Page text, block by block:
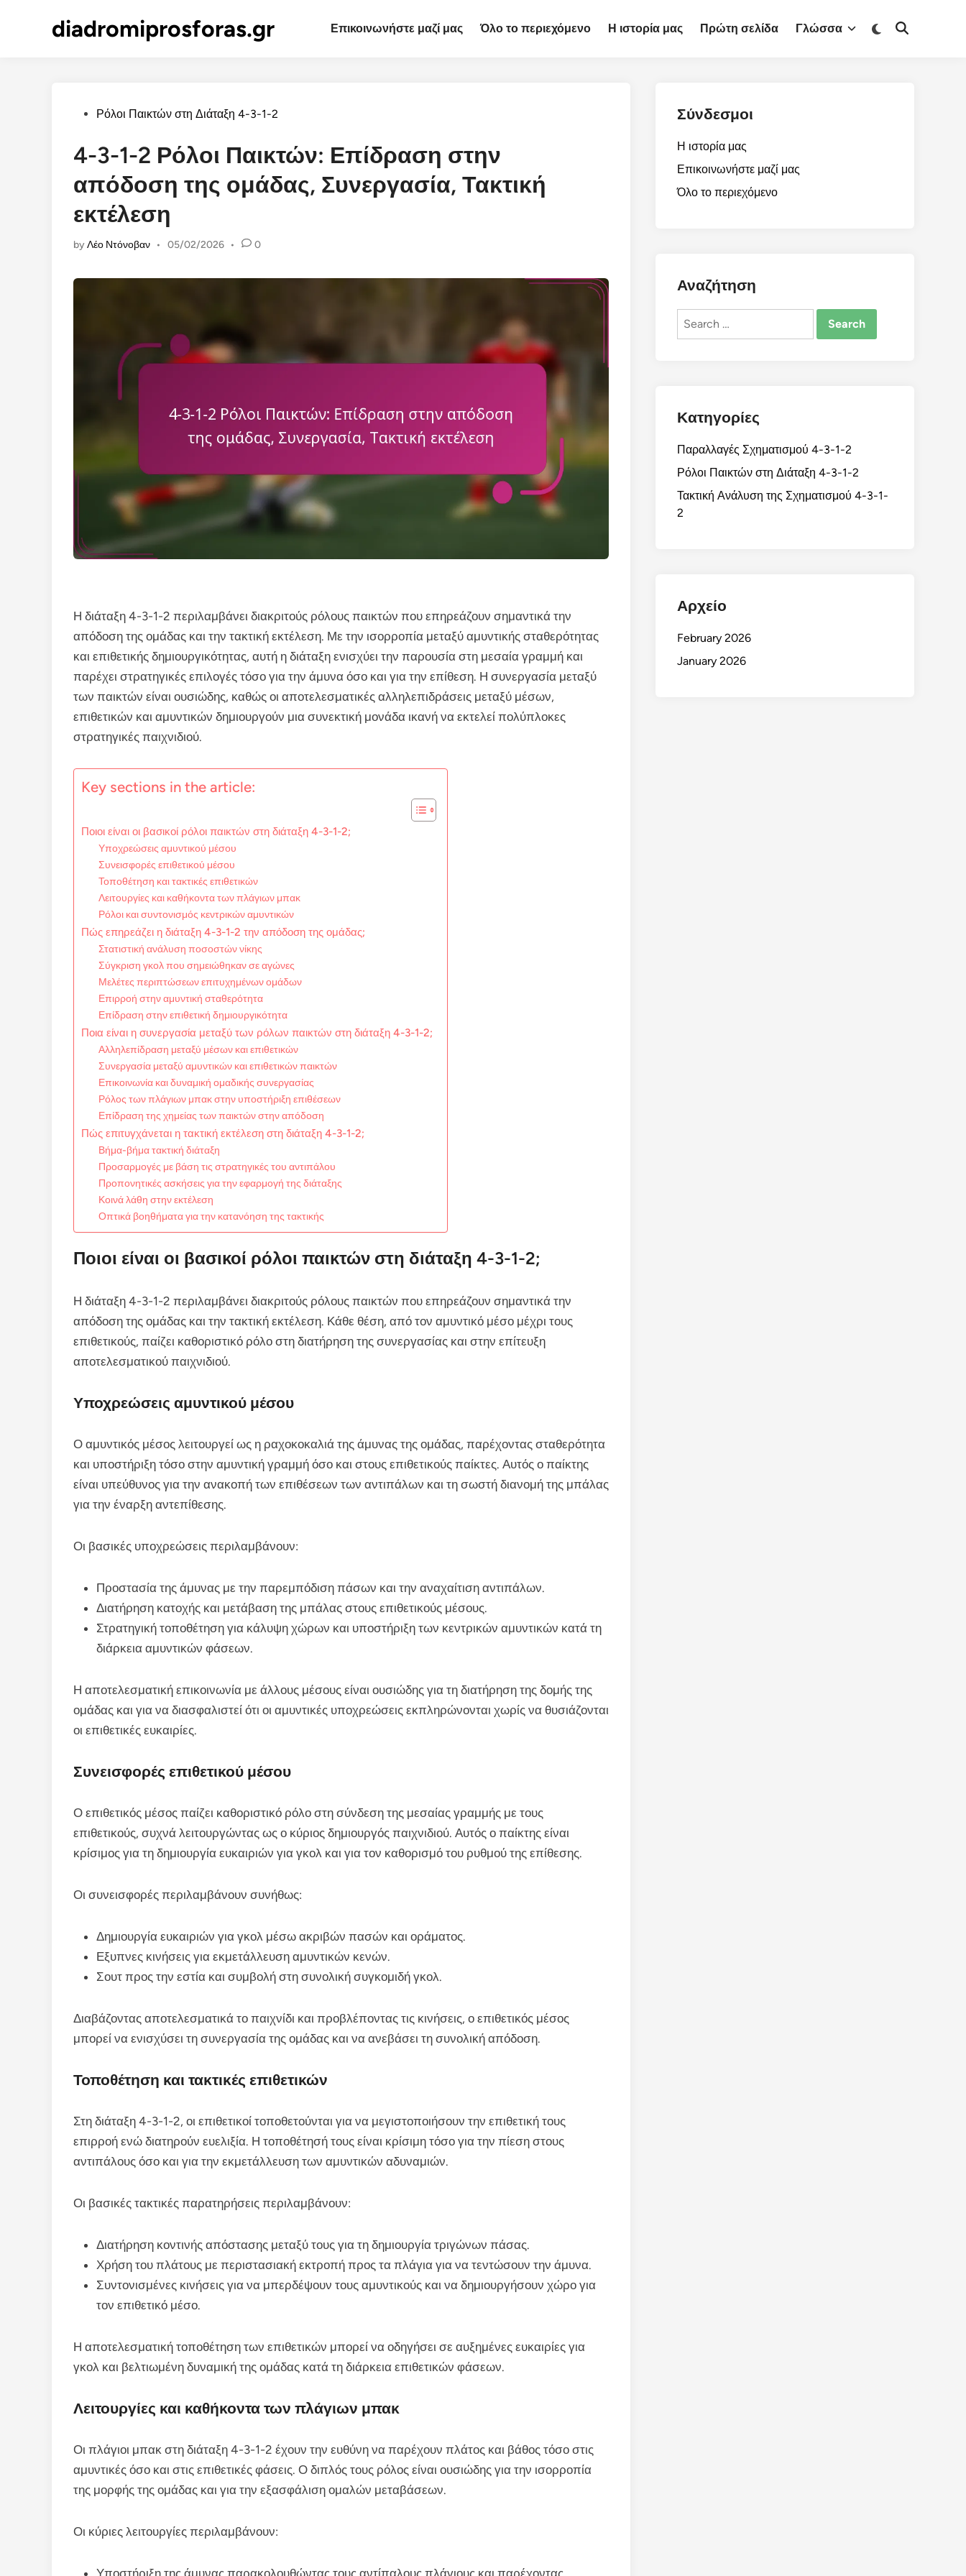
diadromiprosforas.gr Επικοινωνήστε μαζί μας Όλο το περιεχόμενο Η ιστορία μας Πρώτη σελίδα Γλώσσα
Switch
Open
PostedΡόλοι Παικτών στη Διάταξη 4-3-1-2
4-3-1-2 Ρόλοι Παικτών: Επίδραση στην
απόδοση της ομάδας, Συνεργασία, Τακτική
εκτέλεση
byΛέο Ντόνοβαν • 05/02/2026 • 0
Η διάταξη 4-3-1-2 περιλαμβάνει διακριτούς ρόλους παικτών που επηρεάζουν σημαντικά την
απόδοση της ομάδας και την τακτική εκτέλεση. Με την ισορροπία μεταξύ αμυντικής σταθερότητας
και επιθετικής δημιουργικότητας, αυτή η διάταξη ενισχύει την παρουσία στη μεσαία γραμμή και
παρέχει στρατηγικές επιλογές τόσο για την άμυνα όσο και για την επίθεση. Η συνεργασία μεταξύ
των παικτών είναι ουσιώδης, καθώς οι αποτελεσματικές αλληλεπιδράσεις μεταξύ μέσων,
επιθετικών και αμυντικών δημιουργούν μια συνεκτική μονάδα ικανή να εκτελεί πολύπλοκες
στρατηγικές παιχνιδιού.
Key sections in the article:
Ποιοι είναι οι βασικοί ρόλοι παικτών στη διάταξη 4-3-1-2;
Υποχρεώσεις αμυντικού μέσου
Συνεισφορές επιθετικού μέσου
Τοποθέτηση και τακτικές επιθετικών
Λειτουργίες και καθήκοντα των πλάγιων μπακ
Ρόλοι και συντονισμός κεντρικών αμυντικών
Πώς επηρεάζει η διάταξη 4-3-1-2 την απόδοση της ομάδας;
Στατιστική ανάλυση ποσοστών νίκης
Σύγκριση γκολ που σημειώθηκαν σε αγώνες
Μελέτες περιπτώσεων επιτυχημένων ομάδων
Επιρροή στην αμυντική σταθερότητα
Επίδραση στην επιθετική δημιουργικότητα
Ποια είναι η συνεργασία μεταξύ των ρόλων παικτών στη διάταξη 4-3-1-2;
Αλληλεπίδραση μεταξύ μέσων και επιθετικών
Συνεργασία μεταξύ αμυντικών και επιθετικών παικτών
Επικοινωνία και δυναμική ομαδικής συνεργασίας
Ρόλος των πλάγιων μπακ στην υποστήριξη επιθέσεων
Επίδραση της χημείας των παικτών στην απόδοση
Πώς επιτυγχάνεται η τακτική εκτέλεση στη διάταξη 4-3-1-2;
Βήμα-βήμα τακτική διάταξη
Προσαρμογές με βάση τις στρατηγικές του αντιπάλου
Προπονητικές ασκήσεις για την εφαρμογή της διάταξης
Κοινά λάθη στην εκτέλεση
Οπτικά βοηθήματα για την κατανόηση της τακτικής
Ποιοι είναι οι βασικοί ρόλοι παικτών στη διάταξη 4-3-1-2;
Η διάταξη 4-3-1-2 περιλαμβάνει διακριτούς ρόλους παικτών που επηρεάζουν σημαντικά την
απόδοση της ομάδας και την τακτική εκτέλεση. Κάθε θέση, από τον αμυντικό μέσο μέχρι τους
επιθετικούς, παίζει καθοριστικό ρόλο στη διατήρηση της συνεργασίας και στην επίτευξη
αποτελεσματικού παιχνιδιού.
Υποχρεώσεις αμυντικού μέσου
Ο αμυντικός μέσος λειτουργεί ως η ραχοκοκαλιά της άμυνας της ομάδας, παρέχοντας σταθερότητα
και υποστήριξη τόσο στην αμυντική γραμμή όσο και στους επιθετικούς παίκτες. Αυτός ο παίκτης
είναι υπεύθυνος για την ανακοπή των επιθέσεων των αντιπάλων και τη σωστή διανομή της μπάλας
για την έναρξη αντεπίθεσης.
Οι βασικές υποχρεώσεις περιλαμβάνουν:
Προστασία της άμυνας με την παρεμπόδιση πάσων και την αναχαίτιση αντιπάλων.
Διατήρηση κατοχής και μετάβαση της μπάλας στους επιθετικούς μέσους.
Στρατηγική τοποθέτηση για κάλυψη χώρων και υποστήριξη των κεντρικών αμυντικών κατά τη
διάρκεια αμυντικών φάσεων.
Η αποτελεσματική επικοινωνία με άλλους μέσους είναι ουσιώδης για τη διατήρηση της δομής της
ομάδας και για να διασφαλιστεί ότι οι αμυντικές υποχρεώσεις εκπληρώνονται χωρίς να θυσιάζονται
οι επιθετικές ευκαιρίες.
Συνεισφορές επιθετικού μέσου
Ο επιθετικός μέσος παίζει καθοριστικό ρόλο στη σύνδεση της μεσαίας γραμμής με τους
επιθετικούς, συχνά λειτουργώντας ως ο κύριος δημιουργός παιχνιδιού. Αυτός ο παίκτης είναι
κρίσιμος για τη δημιουργία ευκαιριών για γκολ και για τον καθορισμό του ρυθμού της επίθεσης.
Οι συνεισφορές περιλαμβάνουν συνήθως:
Δημιουργία ευκαιριών για γκολ μέσω ακριβών πασών και οράματος.
Εξυπνες κινήσεις για εκμετάλλευση αμυντικών κενών.
Σουτ προς την εστία και συμβολή στη συνολική συγκομιδή γκολ.
Διαβάζοντας αποτελεσματικά το παιχνίδι και προβλέποντας τις κινήσεις, ο επιθετικός μέσος
μπορεί να ενισχύσει τη συνεργασία της ομάδας και να ανεβάσει τη συνολική απόδοση.
Τοποθέτηση και τακτικές επιθετικών
Στη διάταξη 4-3-1-2, οι επιθετικοί τοποθετούνται για να μεγιστοποιήσουν την επιθετική τους
επιρροή ενώ διατηρούν ευελιξία. Η τοποθέτησή τους είναι κρίσιμη τόσο για την πίεση στους
αντιπάλους όσο και για την εκμετάλλευση των αμυντικών αδυναμιών.
Οι βασικές τακτικές παρατηρήσεις περιλαμβάνουν:
Διατήρηση κοντινής απόστασης μεταξύ τους για τη δημιουργία τριγώνων πάσας.
Χρήση του πλάτους με περιστασιακή εκτροπή προς τα πλάγια για να τεντώσουν την άμυνα.
Συντονισμένες κινήσεις για να μπερδέψουν τους αμυντικούς και να δημιουργήσουν χώρο για
τον επιθετικό μέσο.
Η αποτελεσματική τοποθέτηση των επιθετικών μπορεί να οδηγήσει σε αυξημένες ευκαιρίες για
γκολ και βελτιωμένη δυναμική της ομάδας κατά τη διάρκεια επιθετικών φάσεων.
Λειτουργίες και καθήκοντα των πλάγιων μπακ
Οι πλάγιοι μπακ στη διάταξη 4-3-1-2 έχουν την ευθύνη να παρέχουν πλάτος και βάθος τόσο στις
αμυντικές όσο και στις επιθετικές φάσεις. Ο διπλός τους ρόλος είναι ουσιώδης για την ισορροπία
της μορφής της ομάδας και για την εξασφάλιση ομαλών μεταβάσεων.
Οι κύριες λειτουργίες περιλαμβάνουν:
Υποστήριξη της άμυνας παρακολουθώντας τους αντίπαλους πλάγιους και παρέχοντας
Σύνδεσμοι
Η ιστορία μας
Επικοινωνήστε μαζί μας
Όλο το περιεχόμενο
Αναζήτηση
Search
Κατηγορίες
Παραλλαγές Σχηματισμού 4-3-1-2
Ρόλοι Παικτών στη Διάταξη 4-3-1-2
Τακτική Ανάλυση της Σχηματισμού 4-3-1-
2
Αρχείο
February 2026
January 2026